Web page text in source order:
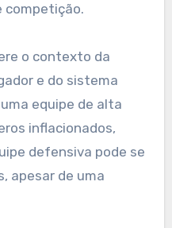
competição.
o contexto da
e do sistema
equipe de alta
inflacionados,
defensiva pode se
apesar de uma